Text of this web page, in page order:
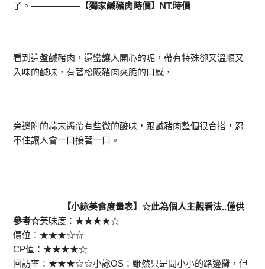
了。—————–【獨家鹹豬肉時價】NT.時價
看到這盤鹹豬肉，還蠻讓人開心的呢，帶有特殊卻又溫順又
入味的鹹味，有著松阪豬肉爽脆的口感，
旁邊附的蒜末醬帶有些微的酸味，跟鹹豬肉整個很合搭，忍
不住讓人會一口接著一口。
—————–【小詠美食度量表】☆此為個人主觀看法..僅供
參考☆美味度：★★★★☆
價位：★★★☆☆
CP值：★★★★☆
回訪率：★★★☆☆小詠OS：雖然只是間小小的路邊攤，但